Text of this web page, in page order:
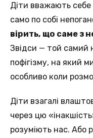
Діти вважають
само по собі
вірить, що саме з
Звідси — той самий
пофігізму, на який
особливо коли
Діти взагалі
через цю
розуміють нас. Або